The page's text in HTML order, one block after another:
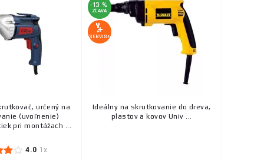
určený na
(uvoľnenie)
pri montážach ...
4.0 1x
-13 %
ZĽAVA
SERVIS+
Ideálny na skrutkovanie do dreva,
plastov a kovov Univ ...